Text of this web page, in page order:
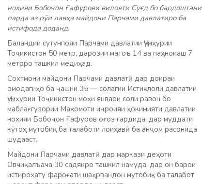
ноҳияи Бобоҷон Ғафурови вилояти Суғд бо бардоштани
парда аз рӯи лавҳа майдони Парчами давлатиро ба
истифода доданд.
Баландии сутунпояи Парчами давлатии Ҷумҳурии
Тоҷикистон 50 метр, дарозии матоъ 14 ва паҳноиаш 7
метрро ташкил медиҳад.
Сохтмони майдони Парчами давлатӣ дар доираи
омодагиҳо ба ҷашни 35 — солагии Истиқлоли давлатии
Ҷумҳурии Тоҷикистон моҳи январи соли равон бо
маблағгузории Мақомоти иҷроияи ҳокимияти давлатии
ноҳияи Бобоҷон Ғафуров оғоз гардида, дар муддати
кӯтоҳ мутобиқ ба талаботи лоиҳавӣ ба анҷом расонида
шудааст.
Майдони Парчами давлатӣ дар маркази деҳоти
Овчиқалъача 30 садякро ташкил намуда, дар он барои
истироҳату фароғати шаҳрвандон мутобиқ ба талабот